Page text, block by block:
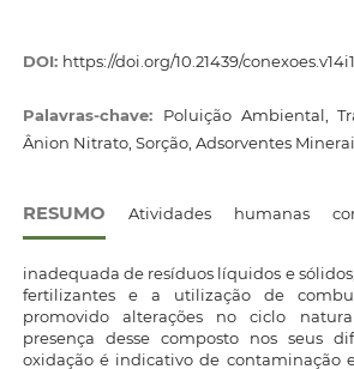
DOI: https://doi.org/10.21439/
Palavras-chave: Poluição Ambiental,
Ânion Nitrato, Sorção, Adsorventes
RESUMO Atividades humanas
inadequada de resíduos líquidos e
fertilizantes e a utilização de
promovido alterações no ciclo
presença desse composto nos seus
oxidação é indicativo de contaminação